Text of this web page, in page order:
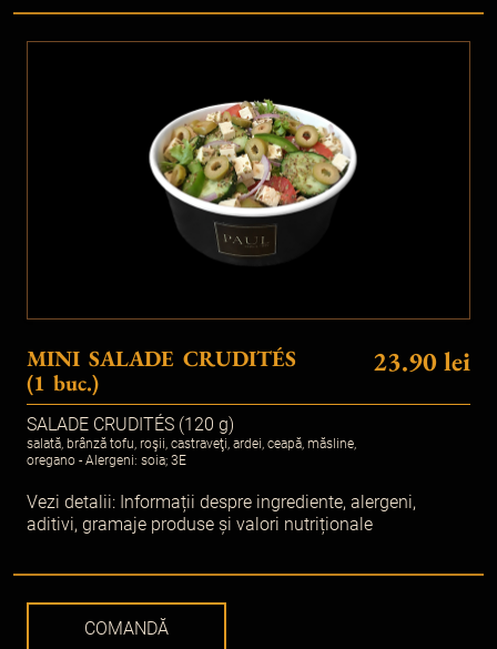
23.90 lei
MINI SALADE CRUDITÉS
(1 buc.)
SALADE CRUDITÉS (120 g)
salată, brânză tofu, roşii, castraveţi, ardei, ceapă, măsline,
oregano - Alergeni: soia; 3E
Vezi detalii: Informații despre ingrediente, alergeni,
aditivi, gramaje produse și valori nutriționale
COMANDĂ